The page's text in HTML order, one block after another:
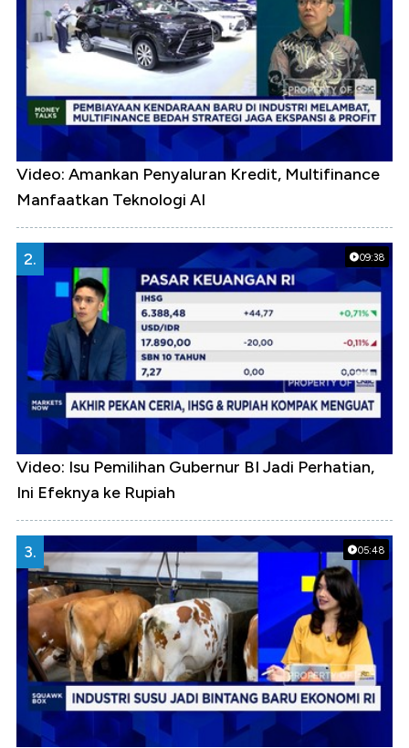
Video: Amankan Penyaluran Kredit, Multifinance
Manfaatkan Teknologi AI
09:38
2.
Video: Isu Pemilihan Gubernur BI Jadi Perhatian,
Ini Efeknya ke Rupiah
05:48
3.